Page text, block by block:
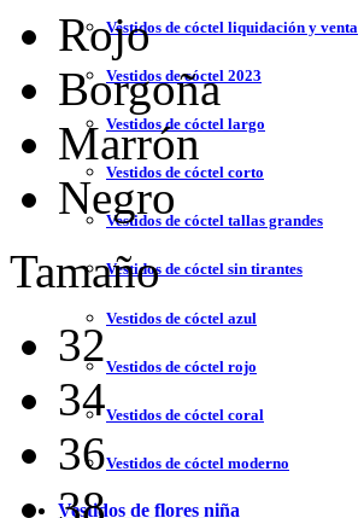
Vestidos de cóctel liquidación y venta
Vestidos de cóctel 2023
Vestidos de cóctel largo
Vestidos de cóctel corto
Vestidos de cóctel tallas grandes
Vestidos de cóctel sin tirantes
Vestidos de cóctel azul
Vestidos de cóctel rojo
Vestidos de cóctel coral
Vestidos de cóctel moderno
Vestidos de flores niña
Rojo
Borgoña
Marrón
Negro
Tamaño
32
34
36
38